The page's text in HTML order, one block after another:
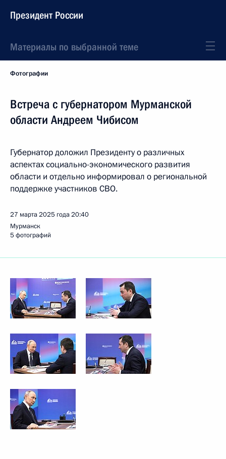
Президент России
Материалы по выбранной теме
Фотографии
Встреча с губернатором Мурманской
области Андреем Чибисом
Губернатор доложил Президенту о различных
аспектах социально-экономического развития
области и отдельно информировал о региональной
поддержке участников СВО.
27 марта 2025 года20:40
Мурманск
5 фотографий